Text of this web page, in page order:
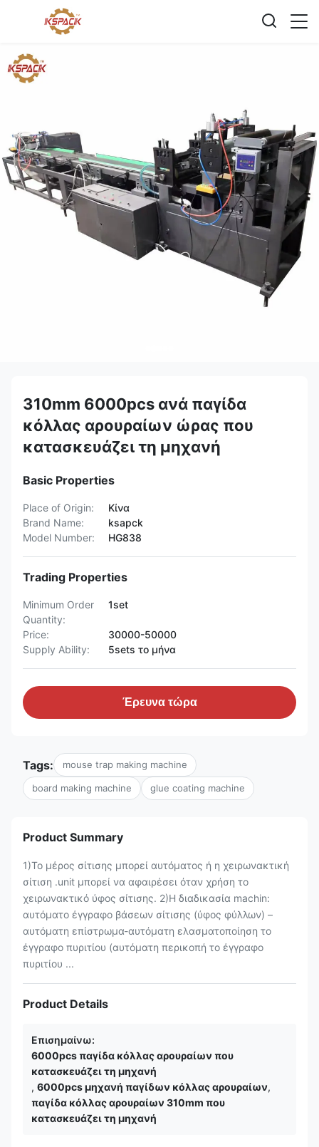
310mm 6000pcs ανά παγίδα
κόλλας αρουραίων ώρας που
κατασκευάζει τη μηχανή
Basic Properties
Place of Origin:
Κίνα
Brand Name:
ksapck
Model Number:
HG838
Trading Properties
Minimum Order
Quantity:
1set
Price:
30000-50000
Supply Ability:
5sets το μήνα
Έρευνα τώρα
Tags: mouse trap making machine
board making machine glue coating machine
Product Summary
1)Το μέρος σίτισης μπορεί αυτόματος ή η χειρωνακτική
σίτιση .unit μπορεί να αφαιρέσει όταν χρήση το
χειρωνακτικό ύφος σίτισης. 2)Η διαδικασία machin:
αυτόματο έγγραφο βάσεων σίτισης (ύφος φύλλων) –
αυτόματη επίστρωμα-αυτόματη ελασματοποίηση το
έγγραφο πυριτίου (αυτόματη περικοπή το έγγραφο
πυριτίου ...
Product Details
Επισημαίνω:
6000pcs παγίδα κόλλας αρουραίων που
κατασκευάζει τη μηχανή
, 6000pcs μηχανή παγίδων κόλλας αρουραίων,
παγίδα κόλλας αρουραίων 310mm που
κατασκευάζει τη μηχανή